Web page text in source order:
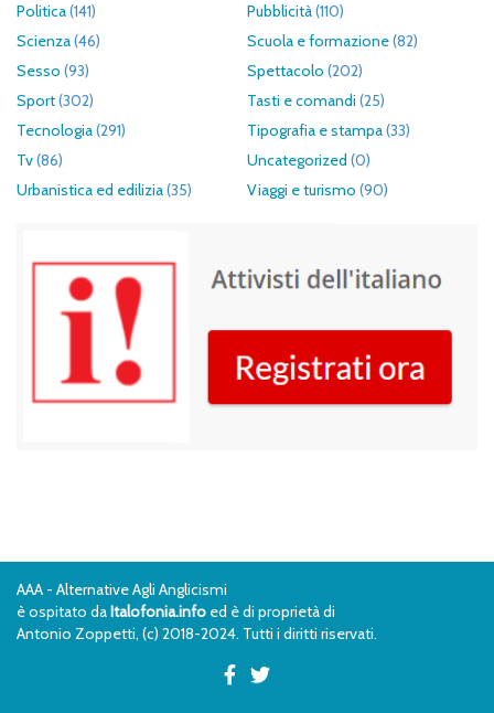
Politica(141) Pubblicità(110)
Scienza(46) Scuola e formazione(82)
Sesso (93) Spettacolo (202)
Sport(302) Tasti e comandi (25)
Tecnologia(291) Tipografia e stampa(33)
Tv(86) Uncategorized (0)
Urbanistica ed edilizia(35) Viaggi e turismo (90)
AAA - Alternative Agli Anglicismi
è ospitato daItalofonia.info ed è di proprietà di
Antonio Zoppetti, (c) 2018-2024. Tutti i diritti riservati.